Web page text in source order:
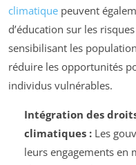
climatique peuvent
d’éducation sur les
sensibilisant les
réduire les opportunités
individus vulnérables.
Intégration des
climatiques :Les
leurs engagements en